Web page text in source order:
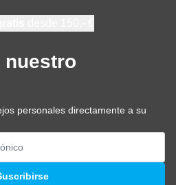
nuestro
personales directamente a su